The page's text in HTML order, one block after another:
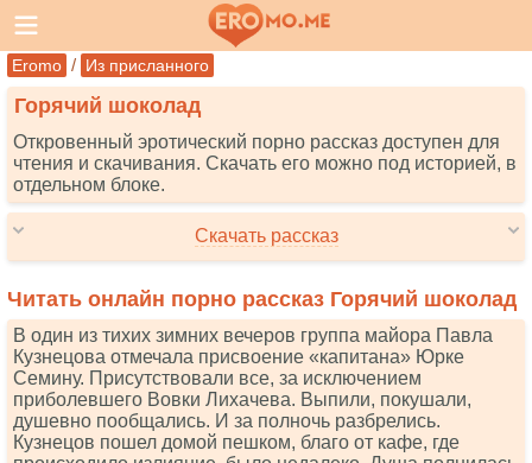
Eromo / Из присланного
Горячий шоколад
Откровенный эротический порно рассказ доступен для
чтения и скачивания. Скачать его можно под историей, в
отдельном блоке.
Скачать рассказ
Читать онлайн порно рассказ Горячий шоколад
В один из тихих зимних вечеров группа майора Павла
Кузнецова отмечала присвоение «капитана» Юрке
Семину. Присутствовали все, за исключением
приболевшего Вовки Лихачева. Выпили, покушали,
душевно пообщались. И за полночь разбрелись.
Кузнецов пошел домой пешком, благо от кафе, где